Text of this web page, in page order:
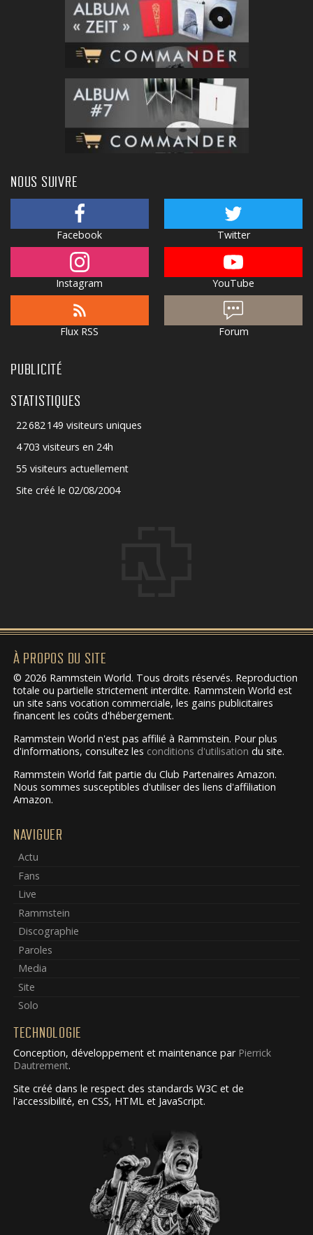
NOUS SUIVRE
Facebook Twitter
Instagram YouTube
Flux RSS Forum
PUBLICITÉ
STATISTIQUES
22 682 149 visiteurs uniques
4 703 visiteurs en 24h
55 visiteurs actuellement
Site créé le 02/08/2004
À PROPOS DU SITE
© 2026 Rammstein World. Tous droits réservés. Reproduction
totale ou partielle strictement interdite. Rammstein World est
un site sans vocation commerciale, les gains publicitaires
financent les coûts d'hébergement.
Rammstein World n'est pas affilié à Rammstein. Pour plus
d'informations, consultez les conditions d'utilisation du site.
Rammstein World fait partie du Club Partenaires Amazon.
Nous sommes susceptibles d'utiliser des liens d'affiliation
Amazon.
NAVIGUER
Actu
Fans
Live
Rammstein
Discographie
Paroles
Media
Site
Solo
TECHNOLOGIE
Conception, développement et maintenance par Pierrick
Dautrement.
Site créé dans le respect des standards W3C et de
l'accessibilité, en CSS, HTML et JavaScript.